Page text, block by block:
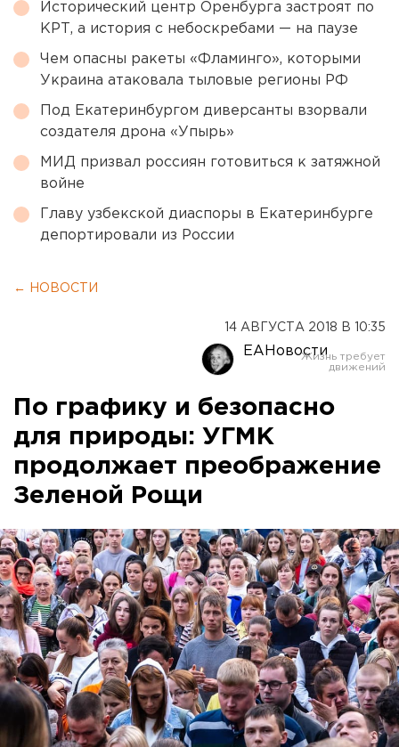
Исторический центр Оренбурга застроят по
КРТ, а история с небоскребами — на паузе
Чем опасны ракеты «Фламинго», которыми
Украина атаковала тыловые регионы РФ
Под Екатеринбургом диверсанты взорвали
создателя дрона «Упырь»
МИД призвал россиян готовиться к затяжной
войне
Главу узбекской диаспоры в Екатеринбурге
депортировали из России
← НОВОСТИ
14 АВГУСТА 2018 В 10:35
ЕАНовости
По графику и безопасно
для природы: УГМК
продолжает преображение
Зеленой Рощи